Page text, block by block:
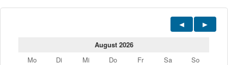
August 2026
Mo
Di Mi Do Fr Sa
So